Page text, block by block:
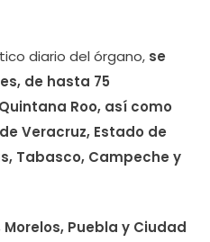
diario del órgano, se
de hasta 75
Roo, así como
Veracruz, Estado de
Tabasco, Campeche y
Puebla y Ciudad